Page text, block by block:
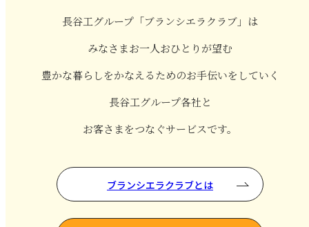
長谷工グループ「ブランシエラクラブ」は
みなさまお一人おひとりが望む
豊かな暮らしをかなえるためのお手伝いをしていく
長谷工グループ各社と
お客さまをつなぐサービスです。
ブランシエラクラブとは